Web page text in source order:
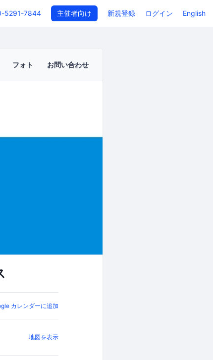
5291-7844 主催者向け 新規登録 ログイン English
フォト お問い合わせ
カレンダーに追加
地図を表示